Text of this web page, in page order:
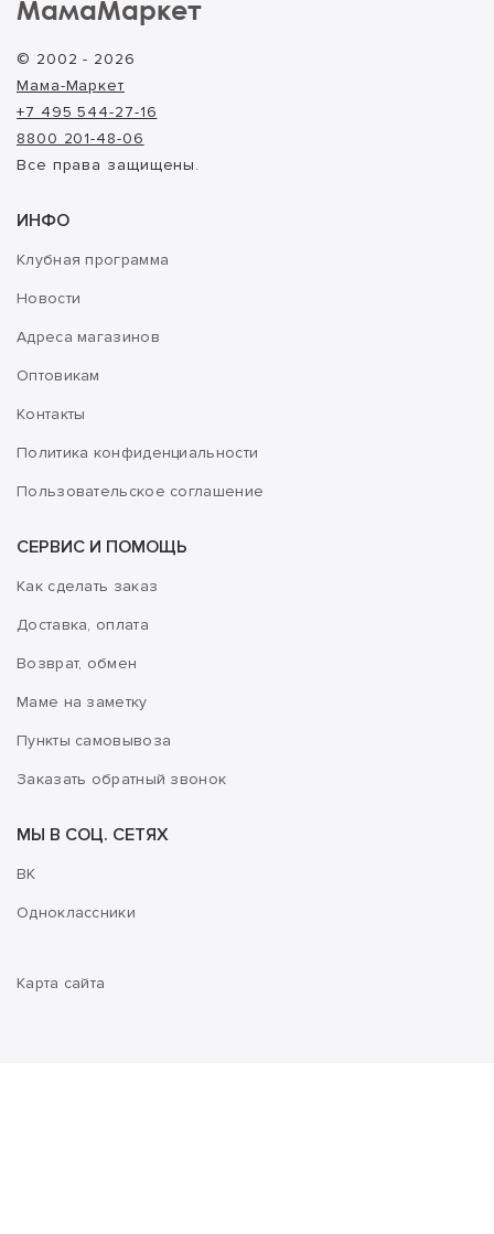
МамаМаркет
© 2002 - 2026
Мама-Маркет
+7 495 544-27-16
8800 201-48-06
Все права защищены.
ИНФО
Клубная программа
Новости
Адреса магазинов
Оптовикам
Контакты
Политика конфиденциальности
Пользовательское соглашение
СЕРВИС И ПОМОЩЬ
Как сделать заказ
Доставка, оплата
Возврат, обмен
Маме на заметку
Пункты самовывоза
Заказать обратный звонок
МЫ В СОЦ. СЕТЯХ
ВК
Одноклассники
Карта сайта